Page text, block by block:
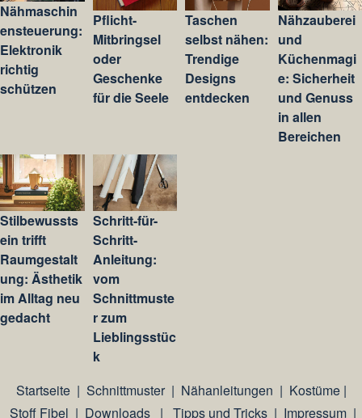
Nähmaschin
ensteuerung:
Elektronik
richtig
schützen
Pflicht-
Mitbringsel
oder
Geschenke
für die Seele
Taschen
selbst nähen:
Trendige
Designs
entdecken
Nähzauberei
und
Küchenmagi
e: Sicherheit
und Genuss
in allen
Bereichen
Stilbewussts
ein trifft
Raumgestalt
ung: Ästhetik
im Alltag neu
gedacht
Schritt-für-
Schritt-
Anleitung:
vom
Schnittmuste
r zum
Lieblingsstüc
k
Startseite| Schnittmuster| Nähanleitungen | Kostüme|
Stoff Fibel | Downloads | Tipps und Tricks| Impressum|